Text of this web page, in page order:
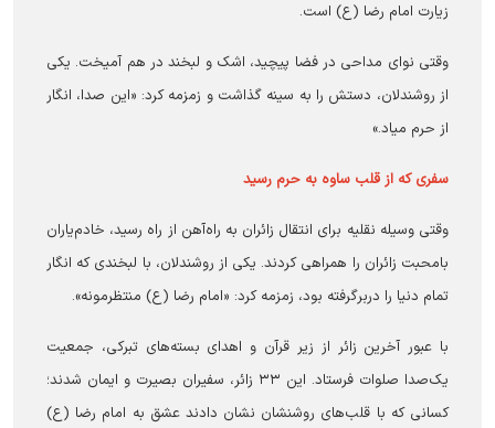
زیارت امام رضا (ع) است.
وقتی نوای مداحی در فضا پیچید، اشک و لبخند در هم آمیخت. یکی
از روشندلان، دستش را به سینه گذاشت و زمزمه کرد: «این صدا، انگار
از حرم میاد.»
سفری که از قلب ساوه به حرم رسید
وقتی وسیله نقلیه برای انتقال زائران به راه‌آهن از راه رسید، خادم‌یاران
بامحبت زائران را همراهی کردند. یکی از روشندلان، با لبخندی که انگار
تمام دنیا را دربرگرفته بود، زمزمه کرد: «امام رضا (ع) منتظرمونه».
با عبور آخرین زائر از زیر قرآن و اهدای بسته‌های تبرکی، جمعیت
یک‌صدا صلوات فرستاد. این ۳۳ زائر، سفیران بصیرت و ایمان شدند؛
کسانی که با قلب‌های روشنشان نشان دادند عشق به امام رضا (ع)